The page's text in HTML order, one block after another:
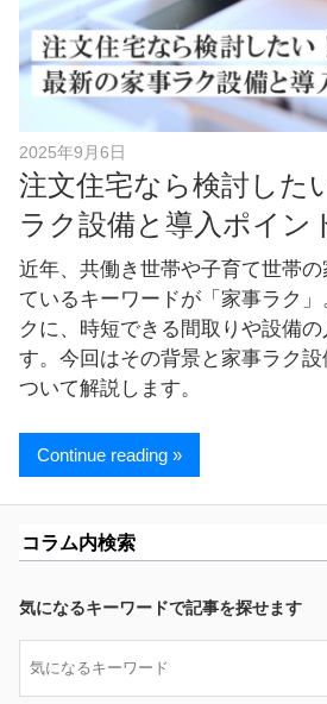
届
け
し
ま
2025年9月6日
注文住宅なら検討した
ラク設備と導入ポイン
近年、共働き世帯や子育て世帯
ているキーワードが「家事ラク
クに、時短できる間取りや設備
す。今回はその背景と家事ラク
ついて解説します。
Continue reading »
コラム内検索
気になるキーワードで記事を探せます
索